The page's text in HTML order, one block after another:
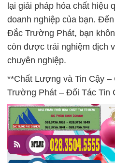
lại giải pháp hóa chất hiệu
doanh nghiệp của bạn.
Đắc Trường Phát, bạn
còn được trải nghiệm dịch
chuyên nghiệp.
**Chất Lượng và Tin Cậy
Trường Phát – Đối Tác Tin